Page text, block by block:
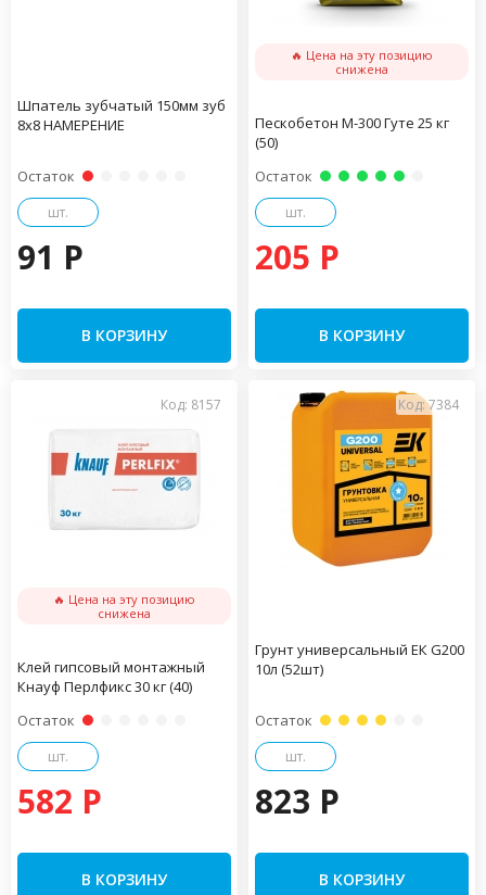
Шпатель зубчатый 150мм зуб
8х8 НАМЕРЕНИЕ
Остаток
шт.
91 P
В КОРЗИНУ
🔥 Цена на эту позицию
снижена
Пескобетон М-300 Гуте 25 кг
(50)
Остаток
шт.
205 P
В КОРЗИНУ
Код: 8157
🔥 Цена на эту позицию
снижена
Клей гипсовый монтажный
Кнауф Перлфикс 30 кг (40)
Остаток
шт.
582 P
В КОРЗИНУ
Код: 7384
Грунт универсальный ЕК G200
10л (52шт)
Остаток
шт.
823 P
В КОРЗИНУ